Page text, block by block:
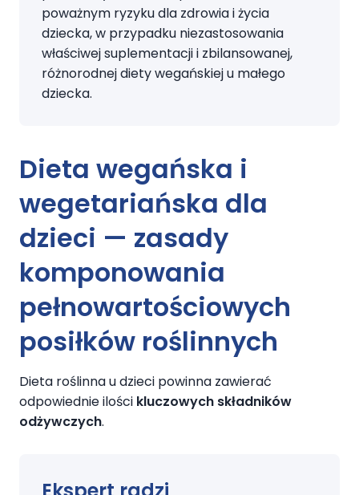
poważnym ryzyku dla zdrowia i życia
dziecka, w przypadku niezastosowania
właściwej suplementacji i zbilansowanej,
różnorodnej diety wegańskiej u małego
dziecka.
Dieta wegańska i
wegetariańska dla
dzieci — zasady
komponowania
pełnowartościowych
posiłków roślinnych
Dieta roślinna u dzieci powinna zawierać
odpowiednie ilości kluczowych składników
odżywczych.